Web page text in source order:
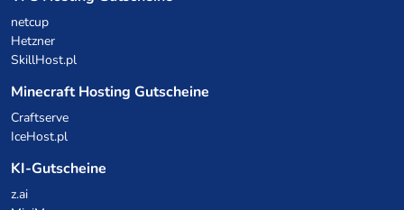
netcup
Hetzner
SkillHost.pl
Minecraft Hosting Gutscheine
Craftserve
IceHost.pl
KI-Gutscheine
z.ai